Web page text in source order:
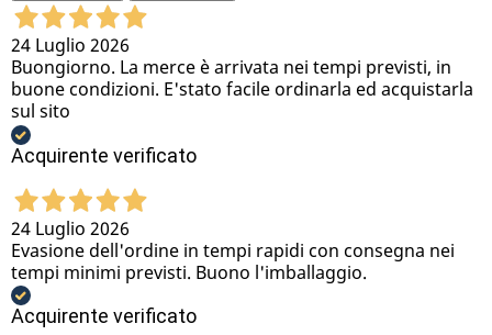
24 Luglio 2026
Buongiorno. La merce è arrivata nei tempi previsti, in
buone condizioni. E'stato facile ordinarla ed acquistarla
sul sito
Acquirente verificato
24 Luglio 2026
Evasione dell'ordine in tempi rapidi con consegna nei
tempi minimi previsti. Buono l'imballaggio.
Acquirente verificato